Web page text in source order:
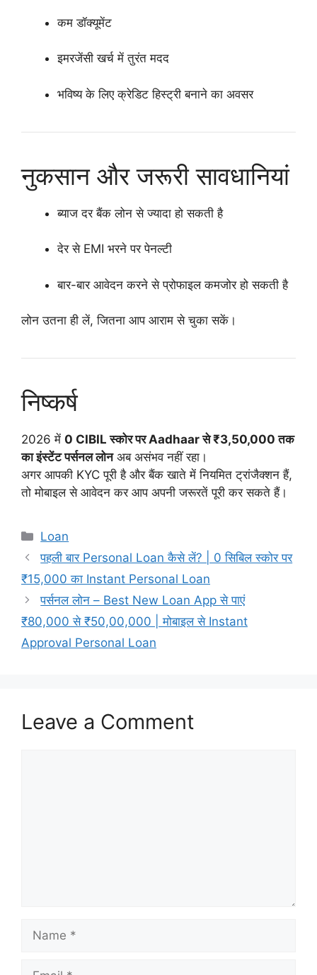
कम डॉक्यूमेंट
इमरजेंसी खर्च में तुरंत मदद
भविष्य के लिए क्रेडिट हिस्ट्री बनाने का अवसर
नुकसान और जरूरी सावधानियां
ब्याज दर बैंक लोन से ज्यादा हो सकती है
देर से EMI भरने पर पेनल्टी
बार-बार आवेदन करने से प्रोफाइल कमजोर हो सकती है
लोन उतना ही लें, जितना आप आराम से चुका सकें।
निष्कर्ष
2026 में 0 CIBIL स्कोर पर Aadhaar से ₹3,50,000 तक
का इंस्टेंट पर्सनल लोनअब असंभव नहीं रहा।
अगर आपकी KYC पूरी है और बैंक खाते में नियमित ट्रांजैक्शन हैं,
तो मोबाइल से आवेदन कर आप अपनी जरूरतें पूरी कर सकते हैं।
Categories
Loan
पहली बार Personal Loan कैसे लें? | 0 सिबिल स्कोर पर
₹15,000 का Instant Personal Loan
पर्सनल लोन – Best New Loan App से पाएं
₹80,000 से ₹50,00,000 | मोबाइल से Instant
Approval Personal Loan
Leave a Comment
Name
Email